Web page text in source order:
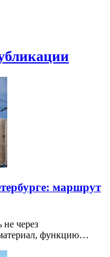
маршрут
через
функцию…